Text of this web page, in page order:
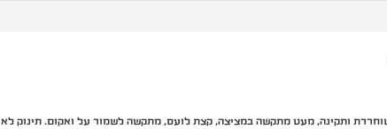
משוחררת ותקינה, מעט מתקשה במציצה, קצת לועס, מתקשה לשמור על ואקום. תינוק לא